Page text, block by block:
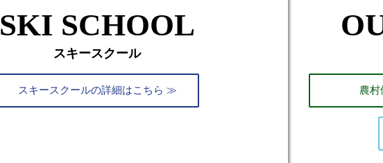
SKI SCHOOL
スキースクール
スキースクールの詳細はこちら ≫ 農